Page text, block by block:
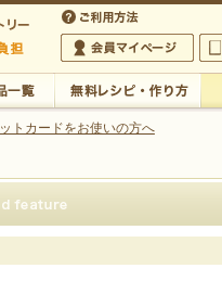
トカードをお使いの方へ